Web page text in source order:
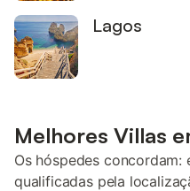
Lagos
Melhores Villas
Os hóspedes concordam:
qualificadas pela